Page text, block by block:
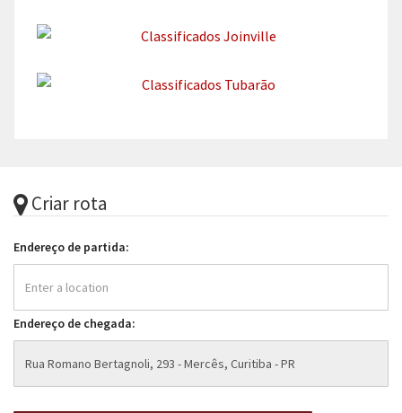
Criar rota
Endereço de partida:
Endereço de chegada: